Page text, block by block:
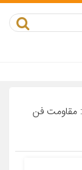
مقاومت فن